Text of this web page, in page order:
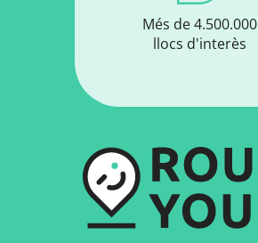
Més de 4.500.000
llocs d'interès